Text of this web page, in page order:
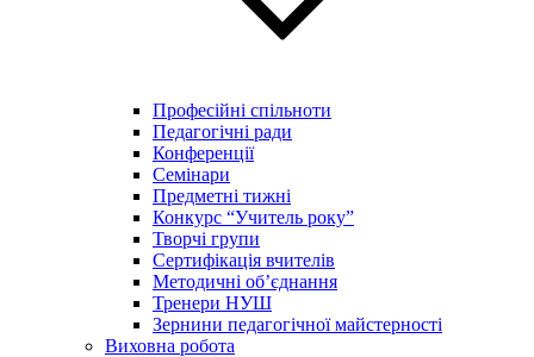
Професійні спільноти
Педагогічні ради
Конференції
Семінари
Предметні тижні
Конкурс “Учитель року”
Творчі групи
Сертифікація вчителів
Методичні об’єднання
Тренери НУШ
Зернини педагогічної майстерності
Виховна робота